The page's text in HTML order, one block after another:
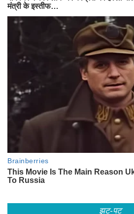
झट-पट